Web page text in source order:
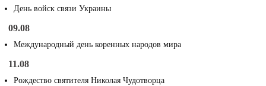
День войск связи Украины
09.08
Международный день коренных народов мира
11.08
Рождество святителя Николая Чудотворца